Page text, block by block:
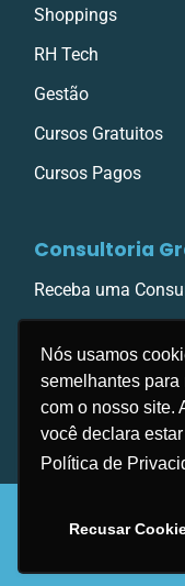
Nós usamos
semelhantes
com o nosso site.
você declara
Política de
Recusar
Shoppings
RH Tech
Gestão
Cursos Gratuitos
Cursos Pagos
Consultoria
Receba uma
Copyright ©